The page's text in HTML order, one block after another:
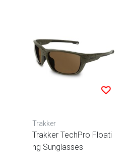
Trakker
Trakker TechPro Floati
ng Sunglasses